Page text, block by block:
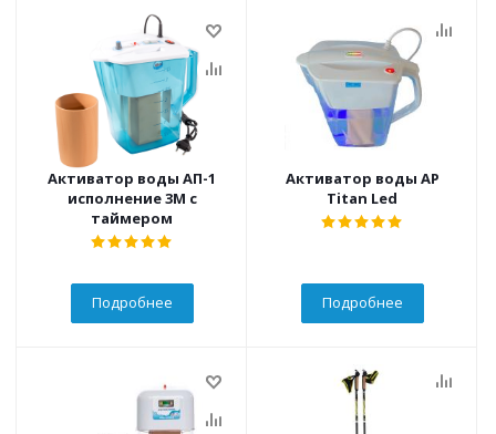
Активатор воды АП-1
исполнение 3М с
таймером
Подробнее
Активатор воды AP
Titan Led
Подробнее